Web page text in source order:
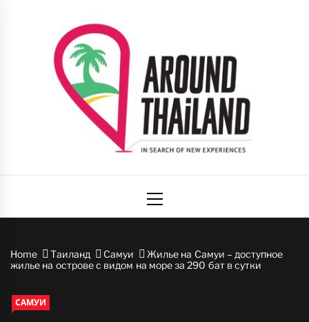
Таиланда
Menu
Home Таиланд Самуи
Жилье на Самуи – доступное
жилье на острове с видом на море за 290 бат в сутки
САМУИ